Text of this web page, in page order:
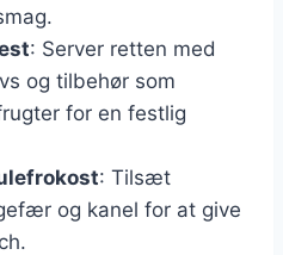
: Server retten med
og tilbehør som
for en festlig
: Tilsæt
og kanel for at give